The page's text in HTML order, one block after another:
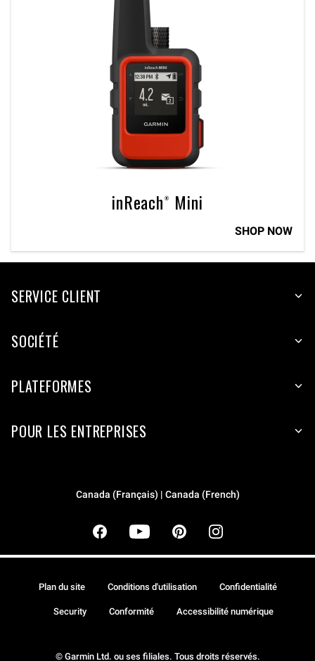
inReach® Mini
SHOP NOW
SERVICE CLIENT
SOCIÉTÉ
PLATEFORMES
POUR LES ENTREPRISES
Canada (Français) | Canada (French)
© Garmin Ltd. ou ses filiales. Tous droits réservés.
Plan du site Conditions d'utilisation Confidentialité
Security Conformité Accessibilité numérique